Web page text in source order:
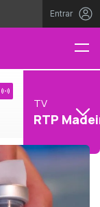
Entrar
TV
RTP